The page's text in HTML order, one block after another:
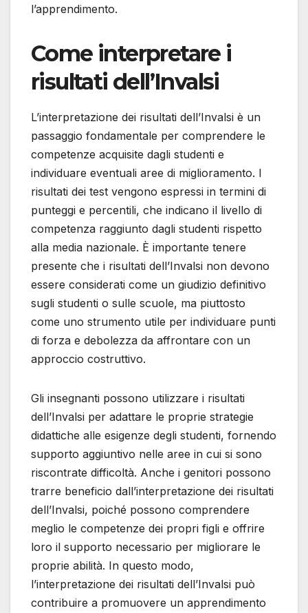
l’apprendimento.
Come interpretare i
risultati dell’Invalsi
L’interpretazione dei risultati dell’Invalsi è un
passaggio fondamentale per comprendere le
competenze acquisite dagli studenti e
individuare eventuali aree di miglioramento. I
risultati dei test vengono espressi in termini di
punteggi e percentili, che indicano il livello di
competenza raggiunto dagli studenti rispetto
alla media nazionale. È importante tenere
presente che i risultati dell’Invalsi non devono
essere considerati come un giudizio definitivo
sugli studenti o sulle scuole, ma piuttosto
come uno strumento utile per individuare punti
di forza e debolezza da affrontare con un
approccio costruttivo.
Gli insegnanti possono utilizzare i risultati
dell’Invalsi per adattare le proprie strategie
didattiche alle esigenze degli studenti, fornendo
supporto aggiuntivo nelle aree in cui si sono
riscontrate difficoltà. Anche i genitori possono
trarre beneficio dall’interpretazione dei risultati
dell’Invalsi, poiché possono comprendere
meglio le competenze dei propri figli e offrire
loro il supporto necessario per migliorare le
proprie abilità. In questo modo,
l’interpretazione dei risultati dell’Invalsi può
contribuire a promuovere un apprendimento